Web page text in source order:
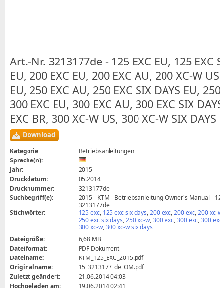
Art.-Nr. 3213177de - 125 EXC EU, 125 EXC
EU, 200 EXC EU, 200 EXC AU, 200 XC‑W
EU, 250 EXC AU, 250 EXC SIX DAYS EU,
300 EXC EU, 300 EXC AU, 300 EXC SIX
EXC BR, 300 XC‑W US, 300 XC‑W SIX DAYS
Download
Kategorie
Betriebsanleitungen
Sprache(n):
Jahr:
2015
Druckdatum:
05.2014
Drucknummer:
3213177de
Suchbegriff(e):
2015 - KTM - Betriebsanleitung-Owner's Manual -
3213177de
Stichwörter:
125 exc, 125 exc six days,200 exc,200 exc,200
250 exc six days,250 xc‑w,300 exc,300 exc,300
300 xc‑w,300 xc‑w six days
Dateigröße:
6,68 MB
Dateiformat:
PDF Dokument
Dateiname:
KTM_125_EXC_2015.pdf
Originalname:
15_3213177_de_OM.pdf
Zuletzt geändert:
21.06.2014 04:03
Hochgeladen am:
19.06.2014 02:41